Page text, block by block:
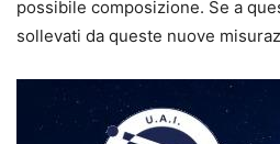
possibile composizione. Se a
sollevati da queste nuove